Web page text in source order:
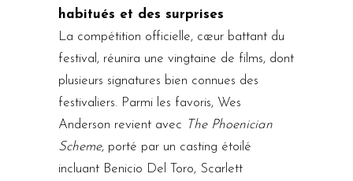
habitués et des surprises
La compétition officielle, cœur battant du
festival, réunira une vingtaine de films, dont
plusieurs signatures bien connues des
festivaliers. Parmi les favoris, Wes
Anderson revient avec The Phoenician
Scheme, porté par un casting étoilé
incluant Benicio Del Toro, Scarlett